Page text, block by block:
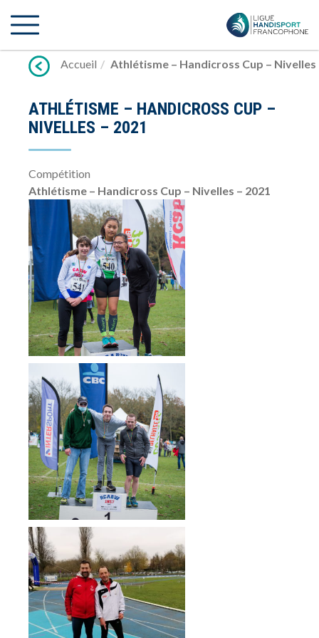
vers
Accueil
Athlétisme – Handicross Cup – Nivelles
ATHLÉTISME – HANDICROSS CUP –
NIVELLES – 2021
Compétition
Athlétisme – Handicross Cup – Nivelles – 2021